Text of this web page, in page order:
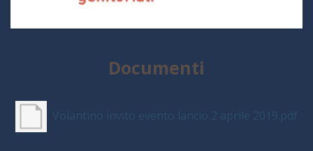
Documenti
Volantino invito evento lancio 2 aprile 2019.pdf